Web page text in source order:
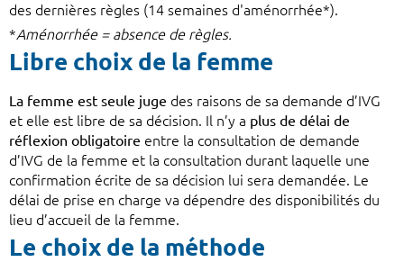
des dernières règles (14 semaines d'aménorrhée*).
*Aménorrhée = absence de règles.
Libre choix de la femme
La femme est seule juge des raisons de sa demande d’IVG
et elle est libre de sa décision. Il n’y a plus de délai de
réflexion obligatoire entre la consultation de demande
d’IVG de la femme et la consultation durant laquelle une
confirmation écrite de sa décision lui sera demandée. Le
délai de prise en charge va dépendre des disponibilités du
lieu d’accueil de la femme.
Le choix de la méthode